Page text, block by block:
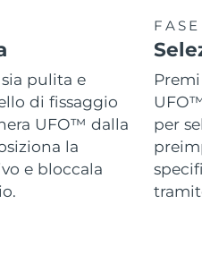
pulita e
di fissaggio
UFO™ dalla
la
e bloccala
per